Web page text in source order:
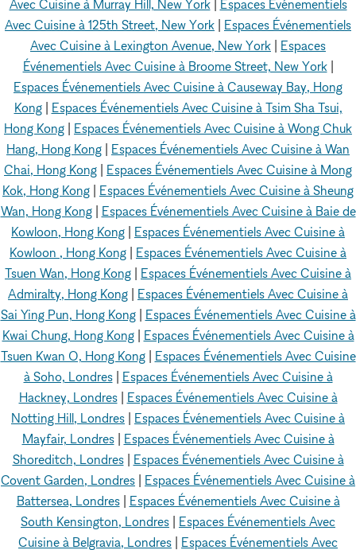
Avec Cuisine à Murray Hill, New York| Espaces Événementiels
Avec Cuisine à 125th Street, New York
Espaces Événementiels
Avec Cuisine à Lexington Avenue, New York
Espaces
Événementiels Avec Cuisine à Broome Street, New York|
Espaces Événementiels Avec Cuisine à Causeway Bay, Hong
Kong| Espaces Événementiels Avec Cuisine à Tsim Sha Tsui,
Hong Kong
Espaces Événementiels Avec Cuisine à Wong Chuk
Hang, Hong Kong
Espaces Événementiels Avec Cuisine à Wan
Chai, Hong Kong
Espaces Événementiels Avec Cuisine à Mong
Kok, Hong Kong
Espaces Événementiels Avec Cuisine à Sheung
Wan, Hong Kong| Espaces Événementiels Avec Cuisine à Baie de
Kowloon, Hong Kong
Espaces Événementiels Avec Cuisine à
Kowloon , Hong Kong
Espaces Événementiels Avec Cuisine à
Tsuen Wan, Hong Kong
Espaces Événementiels Avec Cuisine à
Admiralty, Hong Kong
Espaces Événementiels Avec Cuisine à
Sai Ying Pun, Hong Kong| Espaces Événementiels Avec Cuisine à
Kwai Chung, Hong Kong| Espaces Événementiels Avec Cuisine à
Tsuen Kwan O, Hong Kong| Espaces Événementiels Avec Cuisine
à Soho, Londres| Espaces Événementiels Avec Cuisine à
Hackney, Londres| Espaces Événementiels Avec Cuisine à
Notting Hill, Londres
Espaces Événementiels Avec Cuisine à
Mayfair, Londres| Espaces Événementiels Avec Cuisine à
Shoreditch, Londres| Espaces Événementiels Avec Cuisine à
Covent Garden, Londres
Espaces Événementiels Avec Cuisine à
Battersea, Londres| Espaces Événementiels Avec Cuisine à
South Kensington, Londres
Espaces Événementiels Avec
Cuisine à Belgravia, Londres
Espaces Événementiels Avec